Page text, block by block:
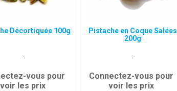
Décortiquée 100g
.
vous pour
voir les prix
Pistache en Coque Salées
200g
.
Connectez-vous pour
voir les prix